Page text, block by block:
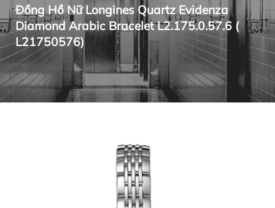
Đồng Hồ Nữ Longines Quartz Evidenza
Diamond Arabic Bracelet L2.175.0.57.6 (
L21750576)